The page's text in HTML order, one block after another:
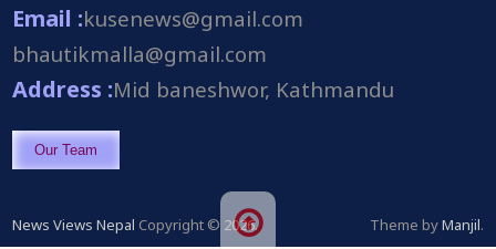
Email :kusenews@gmail.com
bhautikmalla@gmail.com
Address :Mid baneshwor, Kathmandu
Our Team
News Views Nepal Copyright © 2026. Theme byManjil.